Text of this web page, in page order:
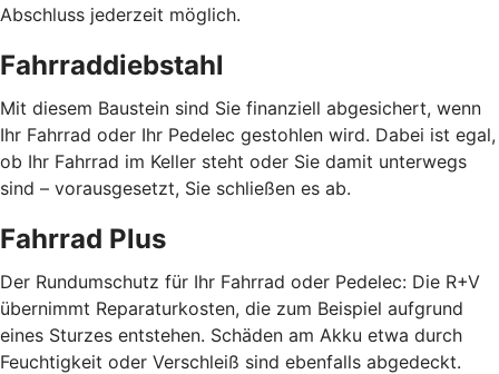
Abschluss jederzeit möglich.
Fahrraddiebstahl
Mit diesem Baustein sind Sie finanziell abgesichert, wenn
Ihr Fahrrad oder Ihr Pedelec gestohlen wird. Dabei ist egal,
ob Ihr Fahrrad im Keller steht oder Sie damit unterwegs
sind – vorausgesetzt, Sie schließen es ab.
Fahrrad Plus
Der Rundumschutz für Ihr Fahrrad oder Pedelec: Die R+V
übernimmt Reparaturkosten, die zum Beispiel aufgrund
eines Sturzes entstehen. Schäden am Akku etwa durch
Feuchtigkeit oder Verschleiß sind ebenfalls abgedeckt.